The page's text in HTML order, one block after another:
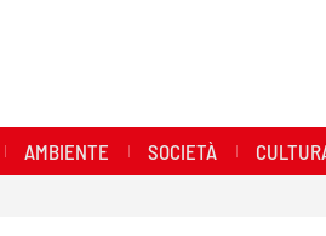
AMBIENTE SOCIETÀ